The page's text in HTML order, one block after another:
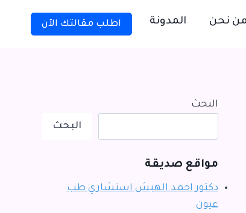
من نحن المدونة اطلب مقالتك الآن
البحث
البحث
مواقع صديقة
دكتور احمد الهبش استشاري طب
عيون